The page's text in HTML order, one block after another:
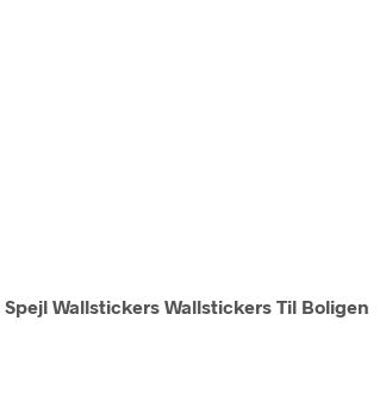
Spejl Wallstickers Wallstickers Til Boligen